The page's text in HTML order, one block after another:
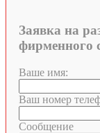
Заявка на
фирменного
Ваше имя:
Ваш номер
Сообщение